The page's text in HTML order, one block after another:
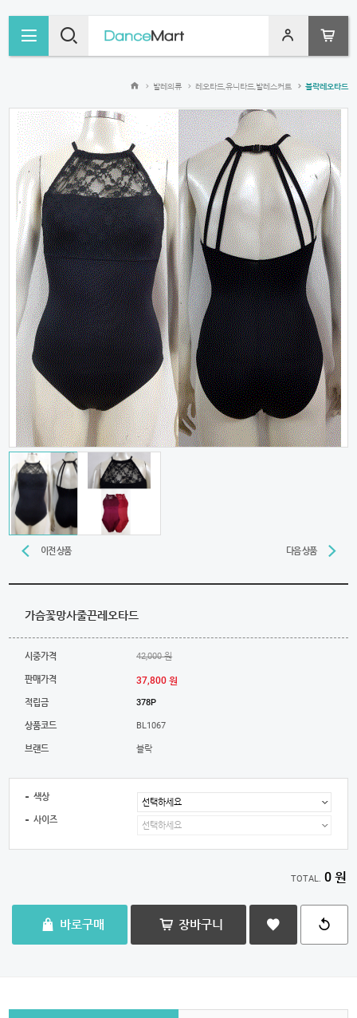
발레의류
레오타드,유니타드,발레스커트 불락레오타드
이전 상품 다음 상품
가슴꽃망사줄끈레오타드
시중가격 42,000 원
판매가격 37,800 원
적립금 378P
상품코드 BL1067
브랜드 블락
색상
사이즈
TOTAL. 0 원
바로구매 장바구니